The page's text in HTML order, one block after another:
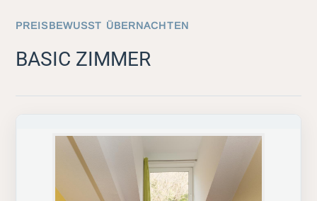
PREISBEWUSST ÜBERNACHTEN
BASIC ZIMMER